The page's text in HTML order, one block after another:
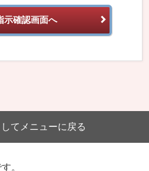
示確認画面へ
。
てメニューに戻る